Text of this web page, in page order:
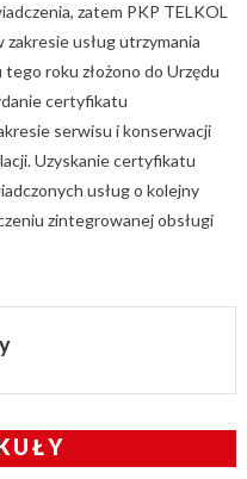
zatem PKP TELKOL
usług utrzymania
roku złożono do Urzędu
certyfikatu
serwisu i konserwacji
Uzyskanie certyfikatu
usług o kolejny
zintegrowanej obsługi